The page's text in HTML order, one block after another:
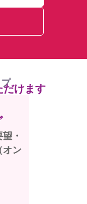
だけます
・
オン